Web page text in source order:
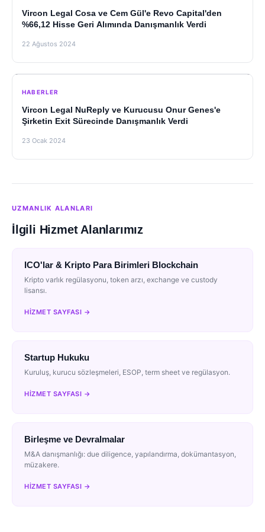
Vircon Legal Cosa ve Cem Gül'e Revo Capital'den
%66,12 Hisse Geri Alımında Danışmanlık Verdi
22 Ağustos 2024
HABERLER
Vircon Legal NuReply ve Kurucusu Onur Genes'e
Şirketin Exit Sürecinde Danışmanlık Verdi
23 Ocak 2024
UZMANLIK ALANLARI
İlgili Hizmet Alanlarımız
ICO'lar & Kripto Para Birimleri Blockchain
Kripto varlık regülasyonu, token arzı, exchange ve custody
lisansı.
HIZMET SAYFASI →
Startup Hukuku
Kuruluş, kurucu sözleşmeleri, ESOP, term sheet ve regülasyon.
HIZMET SAYFASI →
Birleşme ve Devralmalar
M&A danışmanlığı: due diligence, yapılandırma, dokümantasyon,
müzakere.
HIZMET SAYFASI →